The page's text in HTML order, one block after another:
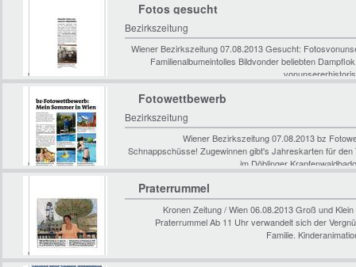
Fotos gesucht
Bezirkszeitung
Wiener Bezirkszeitung 07.08.2013 Gesucht:
Familienalbumeintolles Bildvonder beliebten
Fotowettbewerb
Bezirkszeitung
Wiener Bezirkszeitung 07.08.2013 bz
Schnappschüsse! Zugewinnen gibt's Jahreskarten für
im Döblinger
Praterrummel
Kronen Zeitung / Wien 06.08.2013 Groß und
Praterrummel Ab 11 Uhr verwandelt sich der
Familie.